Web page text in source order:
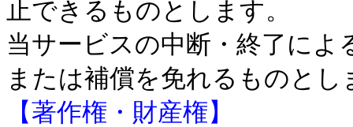
止できるものとします。
当サービスの中断・終了によ
または補償を免れるものとし
【著作権・財産権】